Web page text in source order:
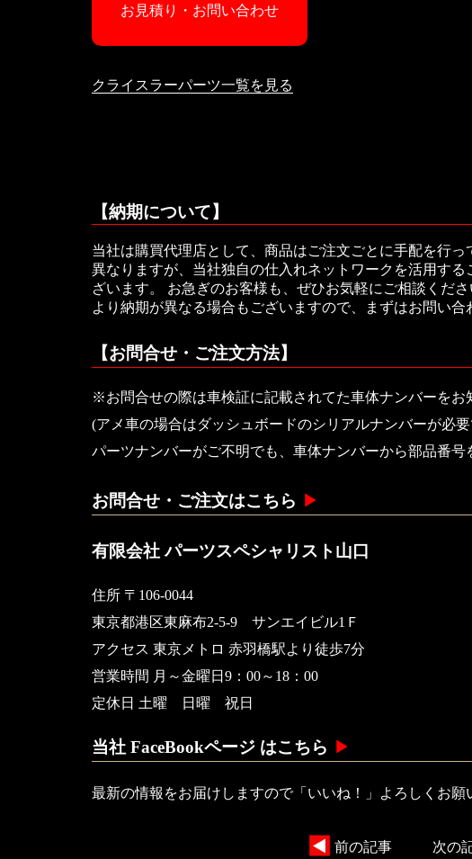
お見積り・お問い合わせ
クライスラーパーツ一覧を見る
【納期について】
当社は購買代理店として、商品はご注文ごとに手配を行
異なりますが、当社独自の仕入れネットワークを活用す
ざいます。 お急ぎのお客様も、ぜひお気軽にご相談くだ
より納期が異なる場合もございますので、まずはお問い合
【お問合せ・ご注文方法】
※お問合せの際は車検証に記載されてた車体ナンバーをお
(アメ車の場合はダッシュボードのシリアルナンバーが必要
パーツナンバーがご不明でも、車体ナンバーから部品番号
お問合せ・ご注文はこちら
有限会社 パーツスペシャリスト山口
住所 〒106-0044
東京都港区東麻布2-5-9 サンエイビル1Ｆ
アクセス 東京メトロ 赤羽橋駅より徒歩7分
営業時間 月～金曜日9：00～18：00
定休日 土曜 日曜 祝日
当社 FaceBookページ はこちら
最新の情報をお届けしますので「いいね！」よろしくお願
前の記事 次の